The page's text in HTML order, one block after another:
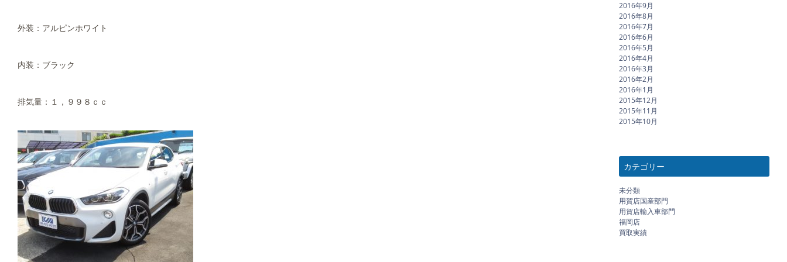
外装：アルピンホワイト
内装：ブラック
排気量：１，９９８ｃｃ
2016年9月
2016年8月
2016年7月
2016年6月
2016年5月
2016年4月
2016年3月
2016年2月
2016年1月
2015年12月
2015年11月
2015年10月
カテゴリー
未分類
用賀店国産部門
用賀店輸入車部門
福岡店
買取実績